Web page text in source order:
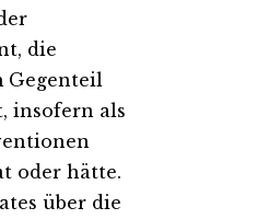
die
Gegenteil
insofern als
oder hätte.
über die